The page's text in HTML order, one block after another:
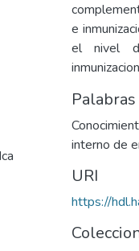
e
el nivel
interno de
URI
https://